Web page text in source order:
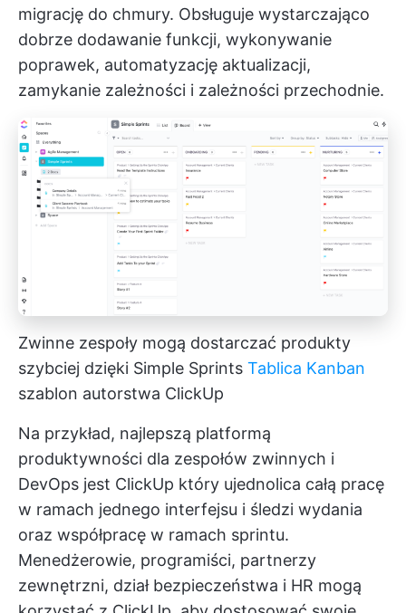
migrację do chmury. Obsługuje wystarczająco
dobrze dodawanie funkcji, wykonywanie
poprawek, automatyzację aktualizacji,
zamykanie zależności i zależności przechodnie.
Zwinne zespoły mogą dostarczać produkty
szybciej dzięki Simple Sprints Tablica Kanban
szablon autorstwa ClickUp
Na przykład, najlepszą platformą
produktywności dla zespołów zwinnych i
DevOps jest ClickUp który ujednolica całą pracę
w ramach jednego interfejsu i śledzi wydania
oraz współpracę w ramach sprintu.
Menedżerowie, programiści, partnerzy
zewnętrzni, dział bezpieczeństwa i HR mogą